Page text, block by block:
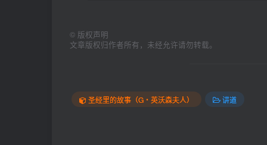
© 版权声明
文章版权归作者所有，未经允许请勿转载。
圣经里的故事（G‧英沃森夫人） 讲道